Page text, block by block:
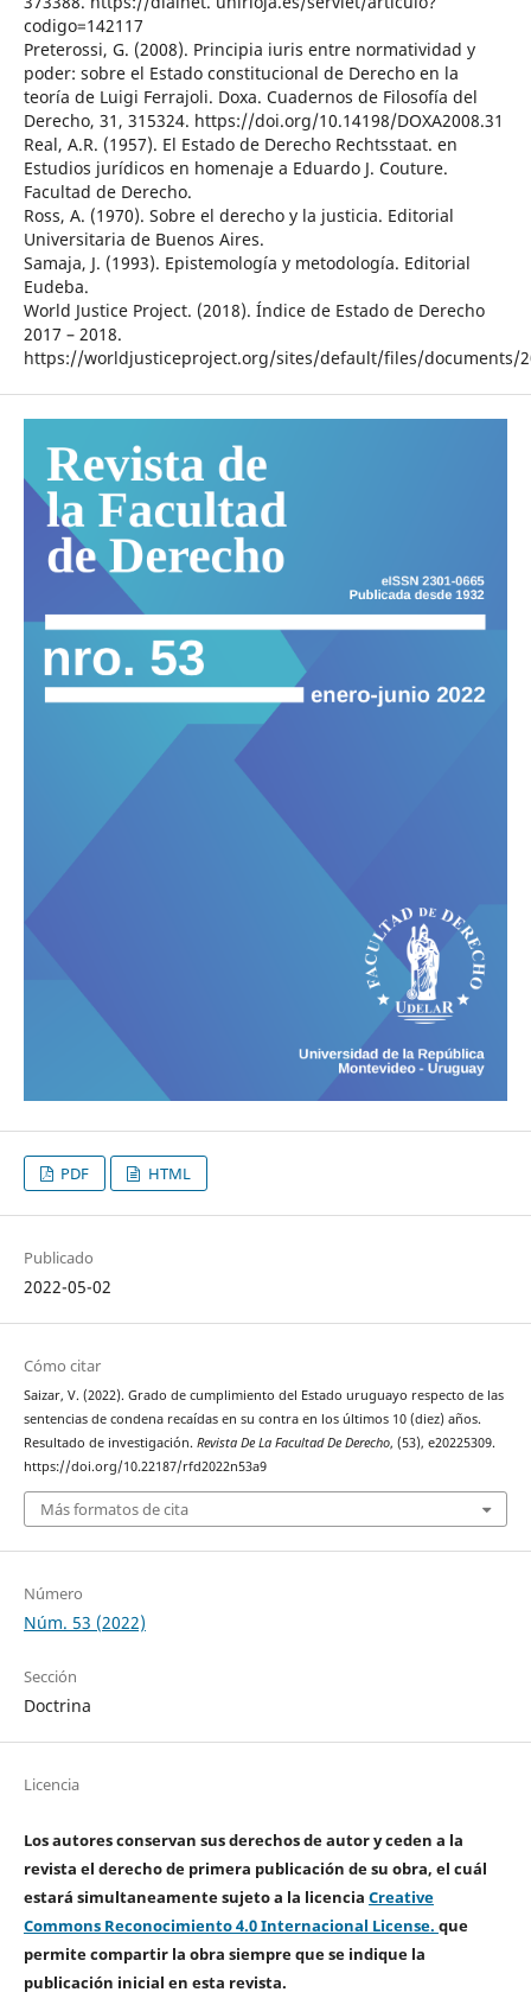
codigo=142117
Preterossi, G. (2008). Principia iuris entre normatividad y
poder: sobre el Estado constitucional de Derecho en la
teoría de Luigi Ferrajoli. Doxa. Cuadernos de Filosofía del
Derecho, 31, 315324. https://doi.org/10.14198/DOXA2008.31
Real, A.R. (1957). El Estado de Derecho Rechtsstaat. en
Estudios jurídicos en homenaje a Eduardo J. Couture.
Facultad de Derecho.
Ross, A. (1970). Sobre el derecho y la justicia. Editorial
Universitaria de Buenos Aires.
Samaja, J. (1993). Epistemología y metodología. Editorial
Eudeba.
World Justice Project. (2018). Índice de Estado de Derecho
2017 – 2018.
https://worldjusticeproject.org/sites/default/files/documents/
PDF HTML
Publicado
2022-05-02
Cómo citar
Saizar, V. (2022). Grado de cumplimiento del Estado uruguayo respecto de las
sentencias de condena recaídas en su contra en los últimos 10 (diez) años.
Resultado de investigación. Revista De La Facultad De Derecho, (53), e20225309.
https://doi.org/10.22187/rfd2022n53a9
Más formatos de cita
Número
Núm. 53 (2022)
Sección
Doctrina
Licencia
Los autores conservan sus derechos de autor y ceden a la
revista el derecho de primera publicación de su obra, el cuál
estará simultaneamente sujeto a la licencia Creative
Commons Reconocimiento 4.0 Internacional License. que
permite compartir la obra siempre que se indique la
publicación inicial en esta revista.